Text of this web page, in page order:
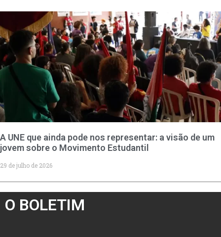
A UNE que ainda pode nos representar: a visão de um
jovem sobre o Movimento Estudantil
29 de julho de 2026
O BOLETIM